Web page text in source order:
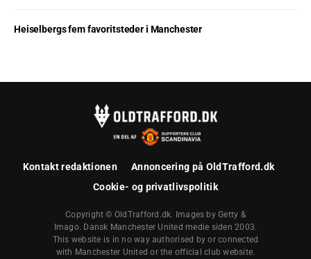
Heiselbergs fem favoritsteder i Manchester
Kontakt redaktionen
Annoncering på OldTrafford.dk
Cookie- og privatlivspolitik
Copyright © OldTrafford.dk. Images by Getty &
Imago. Dansk Manchester United medie siden 2003.
This website is in no way authorised by or connected
with Manchester United or the official club website.